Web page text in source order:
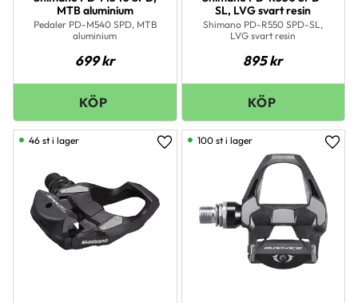
MTB aluminium
Pedaler PD-M540 SPD, MTB
aluminium
699kr
SL, LVG svart resin
Shimano PD-R550 SPD-SL,
LVG svart resin
895kr
Lägg till i favoriter
46 st i lager 100 st i lager